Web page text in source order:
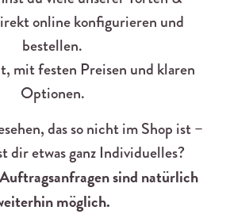
online konfigurieren und
bestellen.
mit festen Preisen und klaren
Optionen.
das so nicht im Shop ist –
dir etwas ganz Individuelles?
sind natürlich
möglich.